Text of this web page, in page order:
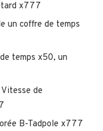
x777
un coffre de temps
temps x50, un
de
B-Tadpole x777